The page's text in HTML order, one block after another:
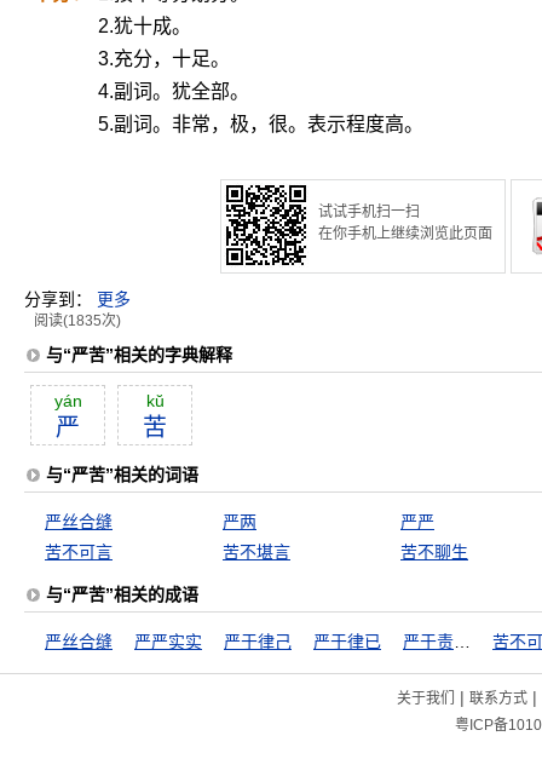
2.犹十成。
3.充分，十足。
4.副词。犹全部。
5.副词。非常，极，很。表示程度高。
试试手机扫一扫
在你手机上继续浏览此页面
分享到： 更多
阅读(1835次)
与“严苦”相关的字典解释
yán
严
kŭ
苦
与“严苦”相关的词语
严丝合缝 严两
严严
苦不可言
苦不堪言 苦不聊生
与“严苦”相关的成语
严丝合缝 严严实实 严于律己 严于律已 苦不
关于我们 | 联系方式|
粤ICP备